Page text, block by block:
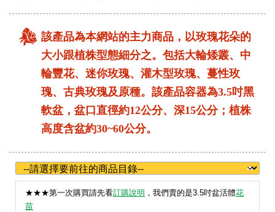
該產品為本網站的主力商品，以玫瑰花朵的
大小跟植株型態細分之。包括大輪矮叢、中
輪豐花、迷你玫瑰、灌木型玫瑰、蔓性玫
瑰、古典玫瑰及原種。該產品容器為3.5吋黑
軟盆，盆口直徑約12公分、深15公分；植株
高度含盆約30~60公分。
★★★第一次購買請先看訂購說明 ，我們賣的是3.5吋盆活體花
苗